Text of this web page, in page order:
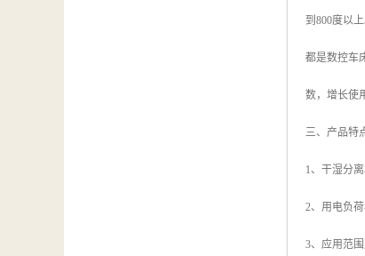
到800度以
都是数控车
数，增长使
三、产品特
1、干湿分
2、用电负
3、应用范